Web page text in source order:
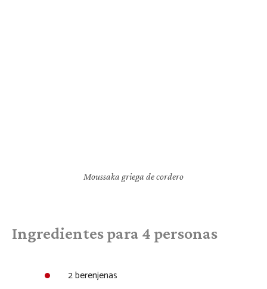
Moussaka griega de cordero
Ingredientes para 4 personas
2 berenjenas